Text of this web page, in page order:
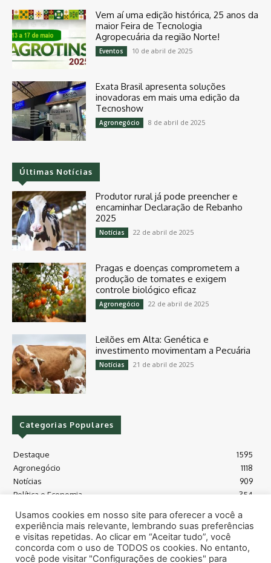
Vem aí uma edição histórica, 25 anos da
maior Feira de Tecnologia
Agropecuária da região Norte!
Eventos 10 de abril de 2025
Exata Brasil apresenta soluções
inovadoras em mais uma edição da
Tecnoshow
Agronegócio 8 de abril de 2025
Últimas Notícias
Produtor rural já pode preencher e
encaminhar Declaração de Rebanho
2025
Notícias 22 de abril de 2025
Pragas e doenças comprometem a
produção de tomates e exigem
controle biológico eficaz
Agronegócio 22 de abril de 2025
Leilões em Alta: Genética e
investimento movimentam a Pecuária
Notícias 21 de abril de 2025
Categorias Populares
Destaque
1595
Agronegócio
1118
Notícias
909
Política e Economia
354
Máquinas e Tecnologia
128
Grãos - soja e milho
Meio Ambiente
115
Usamos cookies em nosso site para oferecer a você a
experiência mais relevante, lembrando suas preferências
e visitas repetidas. Ao clicar em “Aceitar tudo”, você
concorda com o uso de TODOS os cookies. No entanto,
você pode visitar "Configurações de cookies" para